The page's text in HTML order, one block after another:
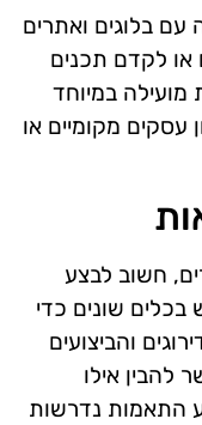
עם בלוגים ואתרים
לקדם תכנים
במיוחד
מקומיים או
חשוב לבצע
שונים כדי
והביצועים
אילו
התאמות נדרשות